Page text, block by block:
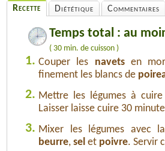
Recette Diététique Commentaires
Temps total : au
( 30 min. de cuisson )
1. Couper les navetsen
finement les blancs de
2. Mettre les légumes à
Laisser laisse cuire 30
3. Mixer les légumes avec
beurre, sel et poivre. Servir